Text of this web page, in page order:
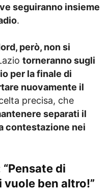
seguiranno insieme
.
però, non si
torneranno sugli
per la finale di
nuovamente il
precisa, che
separati il
contestazione nei
di
ben altro!”